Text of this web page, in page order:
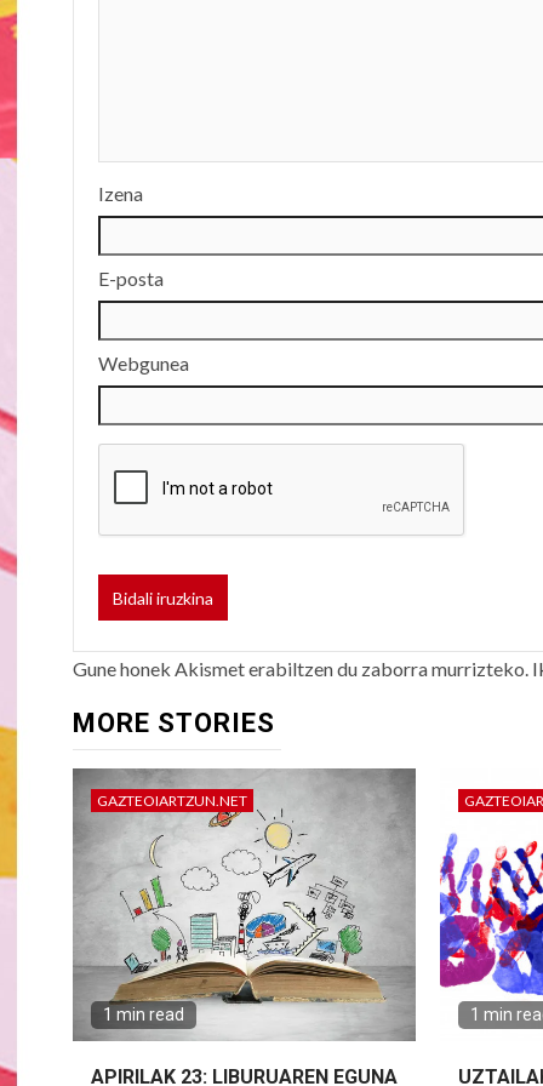
Izena
E-posta
Webgunea
Gune honek Akismet erabiltzen du zaborra murrizteko.
MORE STORIES
GAZTEOIARTZUN.NET
1 min read
APIRILAK 23: LIBURUAREN EGUNA
1 min